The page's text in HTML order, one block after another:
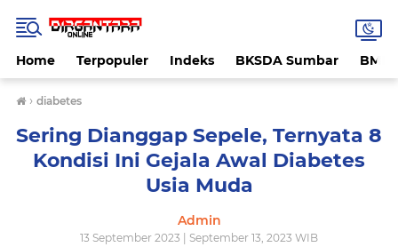
Home Terpopuler Indeks BKSDA Sumbar
› diabetes
Sering Dianggap Sepele, Ternyata 8
Kondisi Ini Gejala Awal Diabetes
Usia Muda
Admin
13 September 2023 | September 13, 2023 WIB